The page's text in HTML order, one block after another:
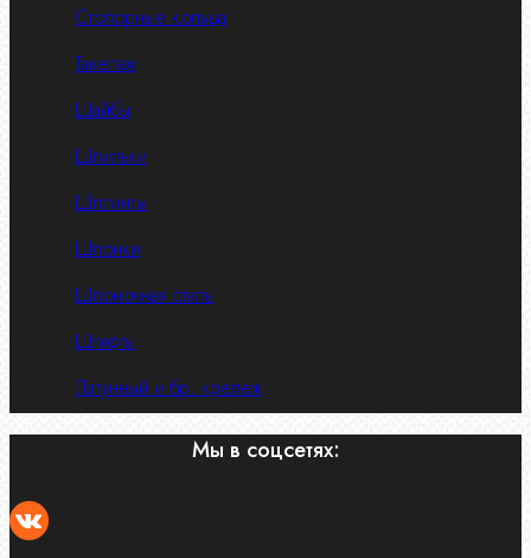
Стопорные кольца
Такелаж
Шайбы
Шпильки
Шплинты
Шпонки
Шпоночная сталь
Штифты
Латунный и бр. крепеж
Мы в соцсетях: